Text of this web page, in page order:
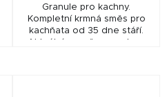
Granule pro kachny.
Kompletní krmná směs pro
kachňata od 35 dne stáří.
Aktuální rozměr granulace